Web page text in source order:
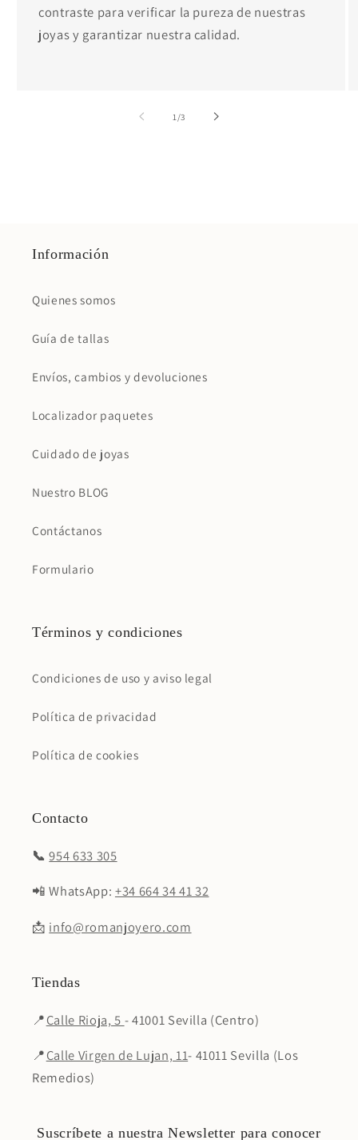
contraste para verificar la pureza de nuestras
joyas y garantizar nuestra calidad.
1 /de
3
Información
Quienes somos
Guía de tallas
Envíos, cambios y devoluciones
Localizador paquetes
Cuidado de joyas
Nuestro BLOG
Contáctanos
Formulario
Términos y condiciones
Condiciones de uso y aviso legal
Política de privacidad
Política de cookies
Contacto
📞954 633 305
📲 WhatsApp: +34 664 34 41 32
📩 info@romanjoyero.com
Tiendas
📍Calle Rioja, 5 - 41001 Sevilla (Centro)
📍Calle Virgen de Lujan, 11- 41011 Sevilla (Los
Remedios)
Suscríbete a nuestra Newsletter para conocer